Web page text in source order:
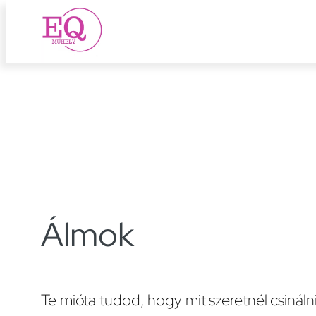
Álmok
Te mióta tudod, hogy mit szeretnél